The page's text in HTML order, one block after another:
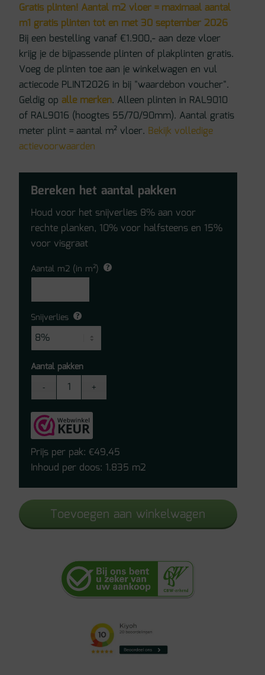
Gratis plinten! Aantal m2 vloer = maximaal aantal
m1 gratis plinten tot en met 30 september 2026
Bij een bestelling vanaf €1.900,- aan deze vloer
krijg je de bijpassende plinten of plakplinten gratis.
Voeg de plinten toe aan je winkelwagen en vul
actiecode PLINT2026 in bij "waardebon voucher".
Geldig opalle merken. Alleen plinten in RAL9010
of RAL9016 (hoogtes 55/70/90mm). Aantal gratis
meter plint = aantal m² vloer. Bekijk volledige
actievoorwaarden
Bereken het aantal pakken
Houd voor het snijverlies 8% aan voor
rechte planken, 10% voor halfsteens en 15%
voor visgraat
Aantal m2 (in m²)
Snijverlies
Aantal pakken
Step
laminaat
Impressive
Zachte
Eik
IM1855
aantal
Prijs per pak:€49,45
Inhoud per doos: 1.835 m2
Toevoegen aan winkelwagen